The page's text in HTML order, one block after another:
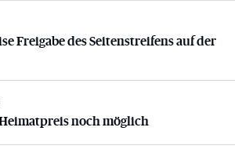
Freigabe des Seitenstreifens auf der A3
Freigabe des Seitenstreifens auf der
noch möglich
noch möglich